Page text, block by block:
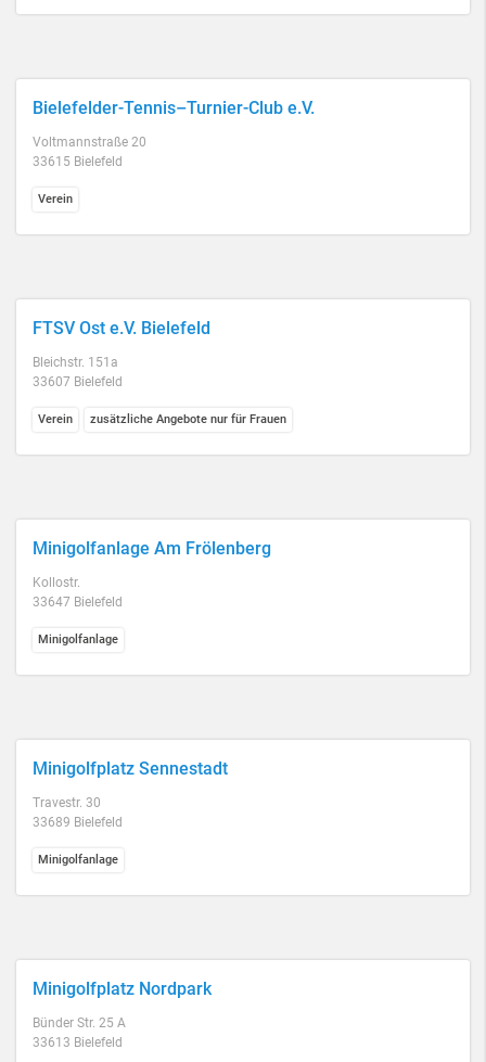
Bielefelder-Tennis–Turnier-Club e.V.
Voltmannstraße 20
33615 Bielefeld
Verein
FTSV Ost e.V. Bielefeld
Bleichstr. 151a
33607 Bielefeld
Verein zusätzliche Angebote nur für Frauen
Minigolfanlage Am Frölenberg
Kollostr.
33647 Bielefeld
Minigolfanlage
Minigolfplatz Sennestadt
Travestr. 30
33689 Bielefeld
Minigolfanlage
Minigolfplatz Nordpark
Bünder Str. 25 A
33613 Bielefeld